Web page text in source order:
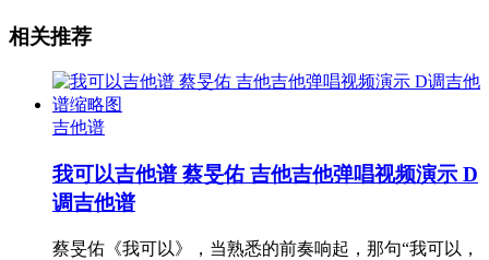
相关推荐
吉他谱
我可以吉他谱 蔡旻佑 吉他吉他弹唱视频演示 D
调吉他谱
蔡旻佑《我可以》，当熟悉的前奏响起，那句“我可以，